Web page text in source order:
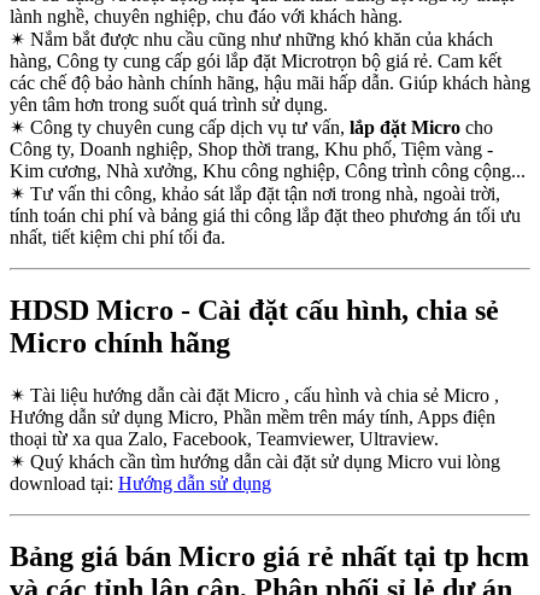
lành nghề, chuyên nghiệp, chu đáo với khách hàng.
✴ Nắm bắt được nhu cầu cũng như những khó khăn của khách
hàng, Công ty cung cấp gói lắp đặt Microtrọn bộ giá rẻ. Cam kết
các chế độ bảo hành chính hãng, hậu mãi hấp dẫn. Giúp khách hàng
yên tâm hơn trong suốt quá trình sử dụng.
✴ Công ty chuyên cung cấp dịch vụ tư vấn, lắp đặt Micro cho
Công ty, Doanh nghiệp, Shop thời trang, Khu phố, Tiệm vàng -
Kim cương, Nhà xưởng, Khu công nghiệp, Công trình công cộng...
✴ Tư vấn thi công, khảo sát lắp đặt tận nơi trong nhà, ngoài trời,
tính toán chi phí và bảng giá thi công lắp đặt theo phương án tối ưu
nhất, tiết kiệm chi phí tối đa.
HDSD Micro - Cài đặt cấu hình, chia sẻ
Micro chính hãng
✴ Tài liệu hướng dẫn cài đặt Micro , cấu hình và chia sẻ Micro ,
Hướng dẫn sử dụng Micro, Phần mềm trên máy tính, Apps điện
thoại từ xa qua Zalo, Facebook, Teamviewer, Ultraview.
✴ Quý khách cần tìm hướng dẫn cài đặt sử dụng Micro vui lòng
download tại: Hướng dẫn sử dụng
Bảng giá bán Micro giá rẻ nhất tại tp hcm